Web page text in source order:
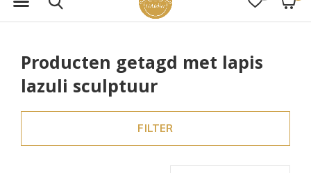
Producten getagd met lapis
lazuli sculptuur
FILTER